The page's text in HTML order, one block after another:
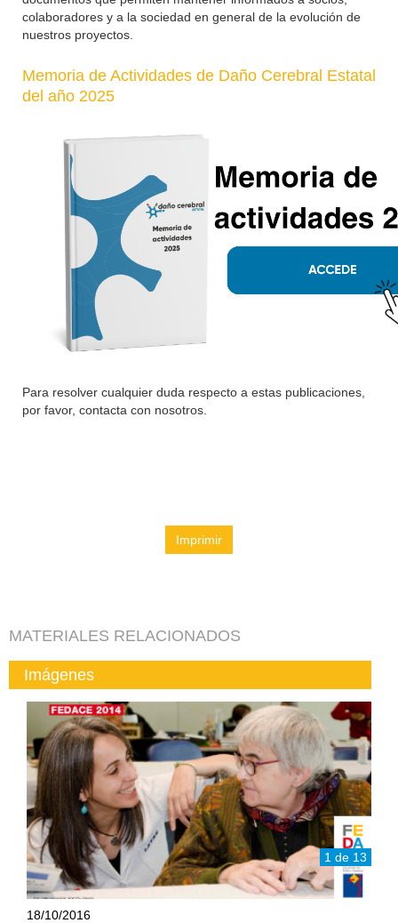
colaboradores y a la sociedad en general de la evolución de
nuestros proyectos.
Memoria de Actividades de Daño Cerebral Estatal
del año 2025
Para resolver cualquier duda respecto a estas publicaciones,
por favor, contacta con nosotros.
Imprimir
MATERIALES RELACIONADOS
Imágenes
1 de 13
18/10/2016